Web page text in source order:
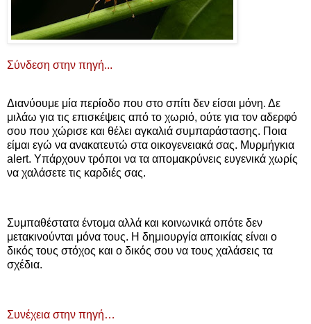
Σύνδεση στην πηγή...
Διανύουμε μία περίοδο που στο σπίτι δεν είσαι μόνη. Δε
μιλάω για τις επισκέψεις από το χωριό, ούτε για τον αδερφό
σου που χώρισε και θέλει αγκαλιά συμπαράστασης. Ποια
είμαι εγώ να ανακατευτώ στα οικογενειακά σας. Μυρμήγκια
alert. Υπάρχουν τρόποι να τα απομακρύνεις ευγενικά χωρίς
να χαλάσετε τις καρδιές σας.
Συμπαθέστατα έντομα αλλά και κοινωνικά οπότε δεν
μετακινούνται μόνα τους. Η δημιουργία αποικίας είναι ο
δικός τους στόχος και ο δικός σου να τους χαλάσεις τα
σχέδια.
Συνέχεια στην πηγή…